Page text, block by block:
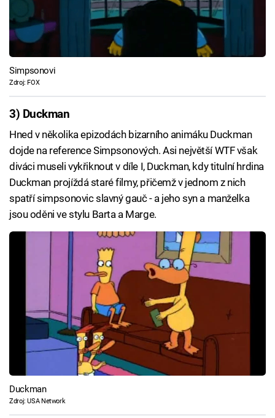
Simpsonovi
Zdroj: FOX
3) Duckman
Hned v několika epizodách bizarního animáku Duckman
dojde na reference Simpsonových. Asi největší WTF však
diváci museli vykřiknout v díle I, Duckman, kdy titulní hrdina
Duckman projíždá staré filmy, přičemž v jednom z nich
spatří simpsonovic slavný gauč - a jeho syn a manželka
jsou oděni ve stylu Barta a Marge.
Duckman
Zdroj: USA Network